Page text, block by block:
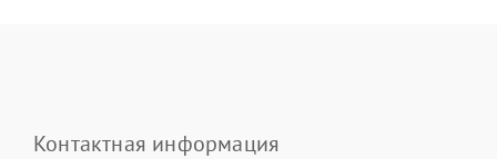
Контактная информация